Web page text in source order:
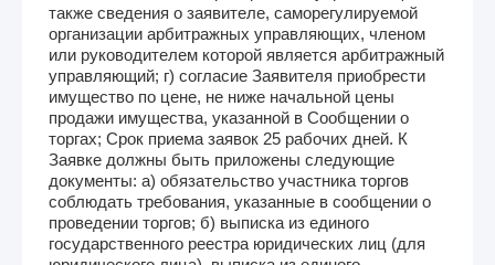
также сведения о заявителе, саморегулируемой
организации арбитражных управляющих, членом
или руководителем которой является арбитражный
управляющий; г) согласие Заявителя приобрести
имущество по цене, не ниже начальной цены
продажи имущества, указанной в Сообщении о
торгах; Срок приема заявок 25 рабочих дней. К
Заявке должны быть приложены следующие
документы: а) обязательство участника торгов
соблюдать требования, указанные в сообщении о
проведении торгов; б) выписка из единого
государственного реестра юридических лиц (для